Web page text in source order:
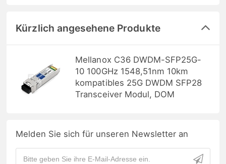
Kürzlich angesehene Produkte
Mellanox C36 DWDM-SFP25G-
10 100GHz 1548,51nm 10km
kompatibles 25G DWDM SFP28
Transceiver Modul, DOM
Melden Sie sich für unseren Newsletter an